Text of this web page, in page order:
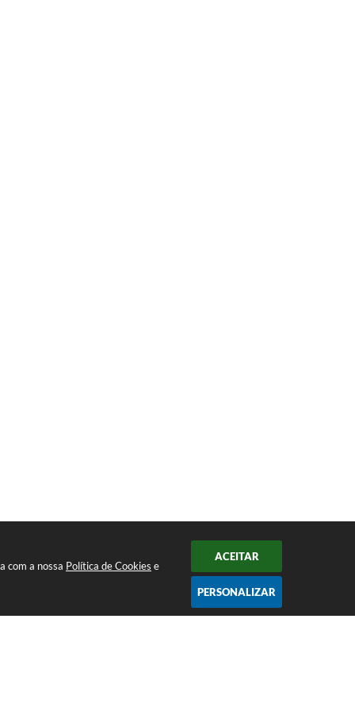
com a nossa Política de Cookies e
ACEITAR
PERSONALIZAR